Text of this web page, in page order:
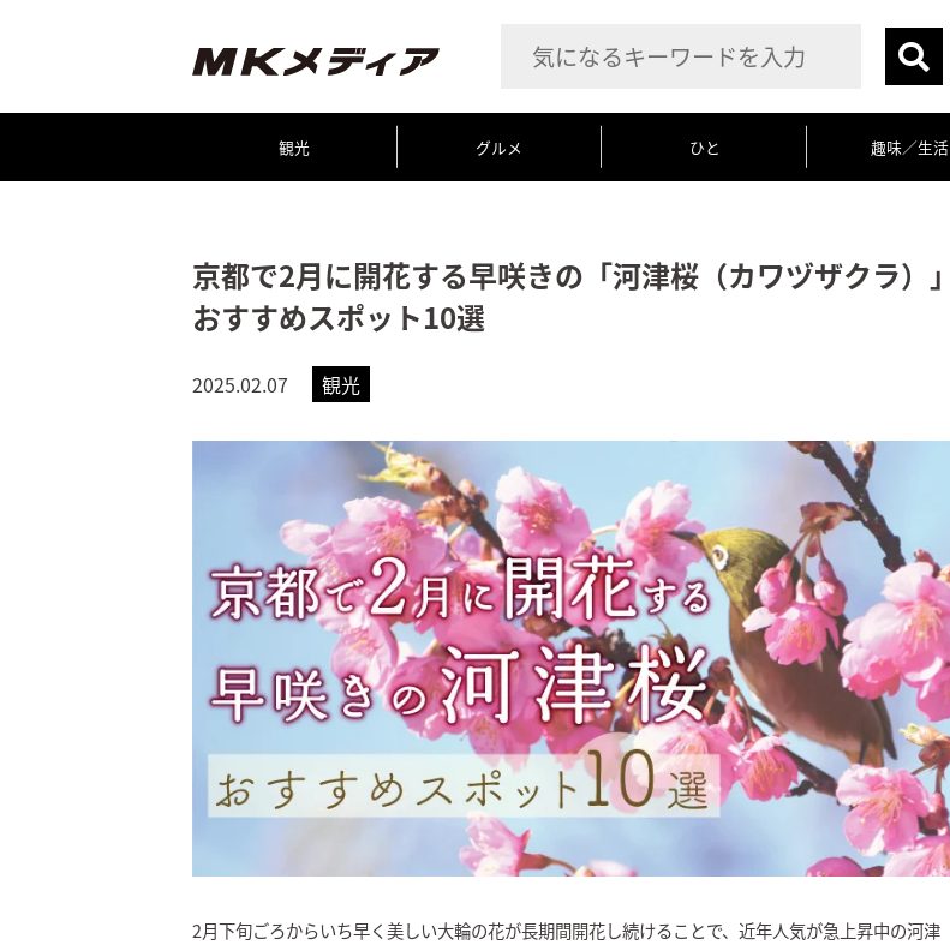
観光 グルメ ひと 趣味／生活
京都で2月に開花する早咲きの「河津桜（カワヅザクラ）」
おすすめスポット10選
2025.02.07 観光
2月下旬ごろからいち早く美しい大輪の花が長期間開花し続けることで、近年人気が急上昇中の河津